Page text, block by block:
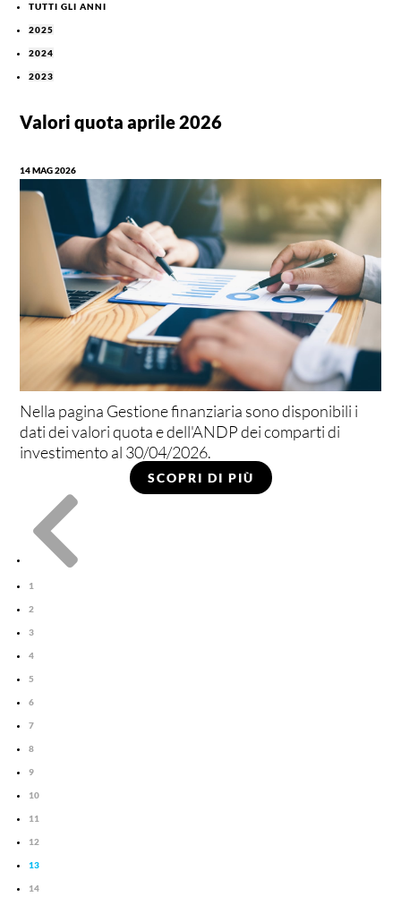
TUTTI GLI ANNI
2025
2024
2023
Valori quota aprile 2026
14 MAG 2026
Nella pagina Gestione finanziaria sono disponibili i
dati dei valori quota e dell'ANDP dei comparti di
investimento al 30/04/2026.
SCOPRI DI PIÙ

1
2
3
4
5
6
7
8
9
10
11
12
13
14